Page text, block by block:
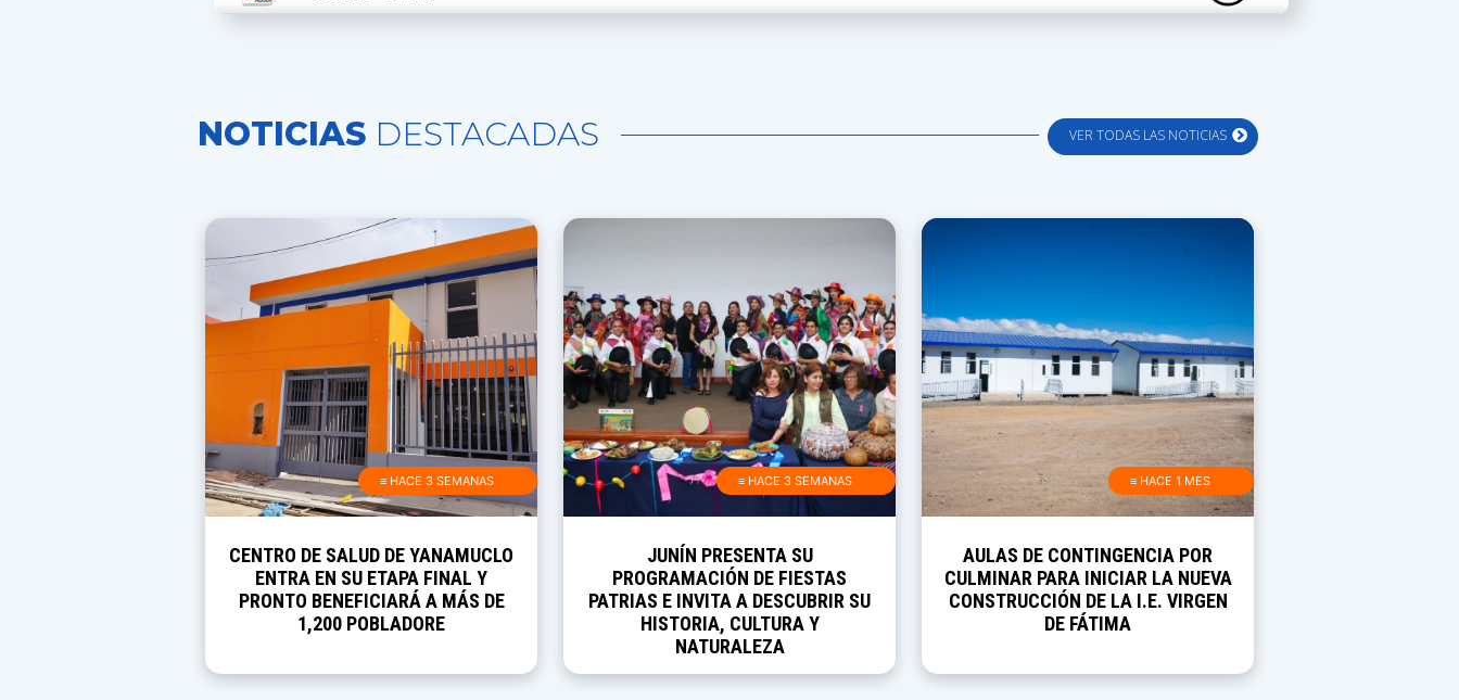
VER TODAS LAS NOTICIAS
NOTICIAS DESTACADAS
≡ HACE 3 SEMANAS
CENTRO DE SALUD DE YANAMUCLO
ENTRA EN SU ETAPA FINAL Y
PRONTO BENEFICIARÁ A MÁS DE
1,200 POBLADORE
≡ HACE 3 SEMANAS
JUNÍN PRESENTA SU
PROGRAMACIÓN DE FIESTAS
PATRIAS E INVITA A DESCUBRIR SU
HISTORIA, CULTURA Y
NATURALEZA
≡ HACE 1 MES
AULAS DE CONTINGENCIA POR
CULMINAR PARA INICIAR LA NUEVA
CONSTRUCCIÓN DE LA I.E. VIRGEN
DE FÁTIMA